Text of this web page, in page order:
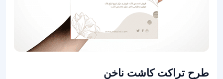
طرح تراکت کاشت ناخن